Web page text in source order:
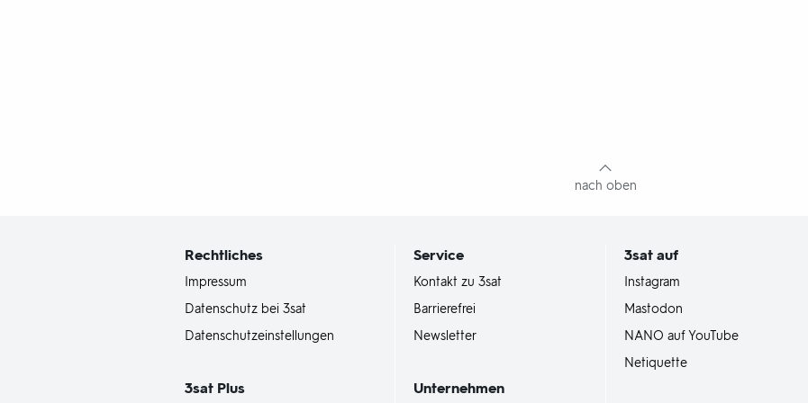
nach oben
Rechtliches
Impressum
Datenschutz bei 3sat
Datenschutzeinstellungen
3satPlus
Service
Kontakt zu 3sat
Barrierefrei
Newsletter
Unternehmen
3sat auf
Instagram
Mastodon
NANO auf YouTube
Netiquette